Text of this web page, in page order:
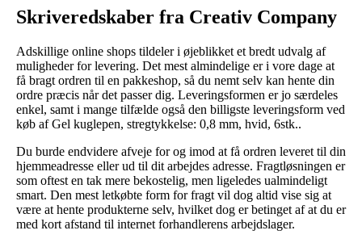
Skriveredskaber fra Creativ Company
Adskillige online shops tildeler i øjeblikket et bredt udvalg af
muligheder for levering. Det mest almindelige er i vore dage at
få bragt ordren til en pakkeshop, så du nemt selv kan hente din
ordre præcis når det passer dig. Leveringsformen er jo særdeles
enkel, samt i mange tilfælde også den billigste leveringsform ved
køb af Gel kuglepen, stregtykkelse: 0,8 mm, hvid, 6stk..
Du burde endvidere afveje for og imod at få ordren leveret til din
hjemmeadresse eller ud til dit arbejdes adresse. Fragtløsningen er
som oftest en tak mere bekostelig, men ligeledes ualmindeligt
smart. Den mest letkøbte form for fragt vil dog altid vise sig at
være at hente produkterne selv, hvilket dog er betinget af at du er
med kort afstand til internet forhandlerens arbejdslager.